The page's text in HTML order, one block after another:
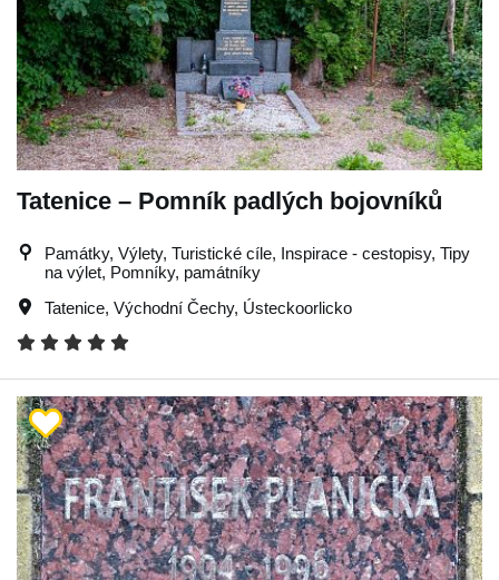
Tatenice – Pomník padlých bojovníků
Památky, Výlety, Turistické cíle, Inspirace - cestopisy, Tipy
na výlet, Pomníky, památníky
Tatenice, Východní Čechy, Ústeckoorlicko